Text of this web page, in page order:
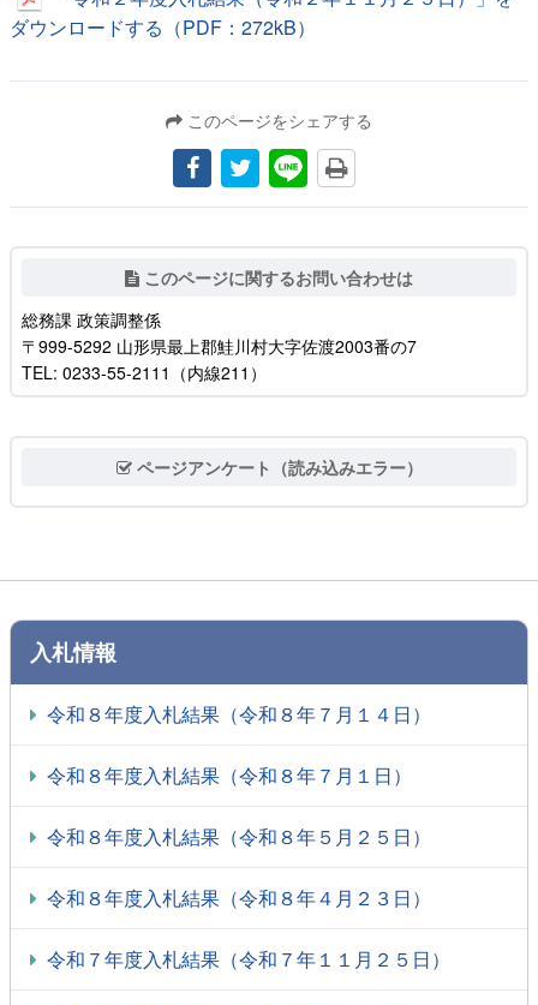
ダウンロードする（PDF：272kB）
このページをシェアする
このページに関するお問い合わせは
総務課 政策調整係
〒999-5292 山形県最上郡鮭川村大字佐渡2003番の7
TEL: 0233-55-2111（内線211）
ページアンケート（読み込みエラー）
入札情報
令和８年度入札結果（令和８年７月１４日）
令和８年度入札結果（令和８年７月１日）
令和８年度入札結果（令和８年５月２５日）
令和８年度入札結果（令和８年４月２３日）
令和７年度入札結果（令和７年１１月２５日）